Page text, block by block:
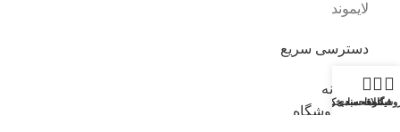
لایموند
دسترسی سریع
خانه
فروشگاه
فیلترها
علاقه مندی
سبد خرید
حساب کاربری من